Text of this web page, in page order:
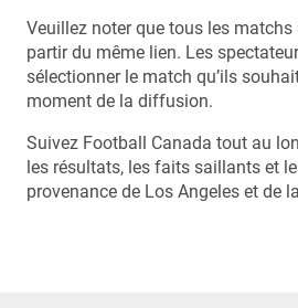
Veuillez noter que tous les
partir du même lien. Les
sélectionner le match qu’ils
moment de la diffusion.
Suivez Football Canada tout au
les résultats, les faits saillants et
provenance de Los Angeles et de